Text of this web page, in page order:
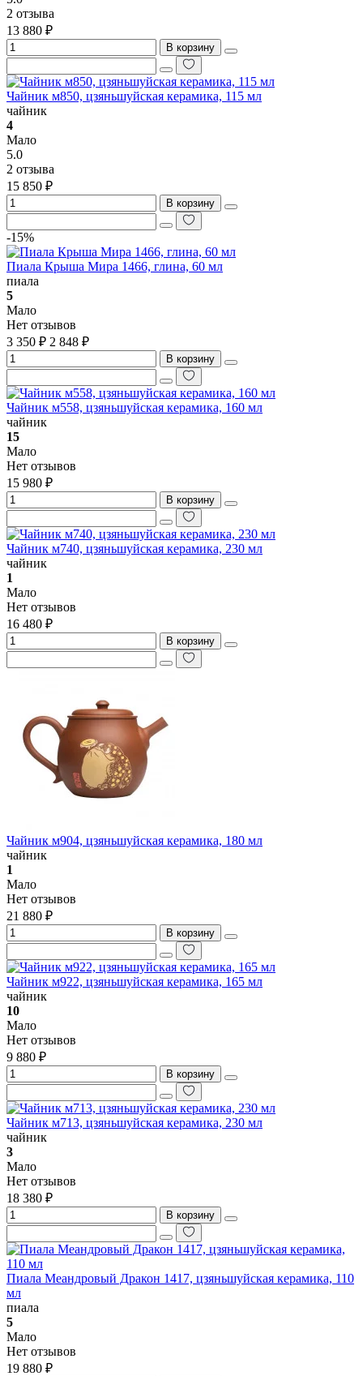
2 отзыва
13 880 ₽
В корзину
Чайник м850, цзяньшуйская керамика, 115 мл
чайник
4
Мало
5.0
2 отзыва
15 850 ₽
В корзину
-15%
Пиала Крыша Мира 1466, глина, 60 мл
пиала
5
Мало
Нет отзывов
3 350 ₽ 2 848 ₽
В корзину
Чайник м558, цзяньшуйская керамика, 160 мл
чайник
15
Мало
Нет отзывов
15 980 ₽
В корзину
Чайник м740, цзяньшуйская керамика, 230 мл
чайник
1
Мало
Нет отзывов
16 480 ₽
В корзину
Чайник м904, цзяньшуйская керамика, 180 мл
чайник
1
Мало
Нет отзывов
21 880 ₽
В корзину
Чайник м922, цзяньшуйская керамика, 165 мл
чайник
10
Мало
Нет отзывов
9 880 ₽
В корзину
Чайник м713, цзяньшуйская керамика, 230 мл
чайник
3
Мало
Нет отзывов
18 380 ₽
В корзину
Пиала Меандровый Дракон 1417, цзяньшуйская керамика, 110
мл
пиала
5
Мало
Нет отзывов
19 880 ₽